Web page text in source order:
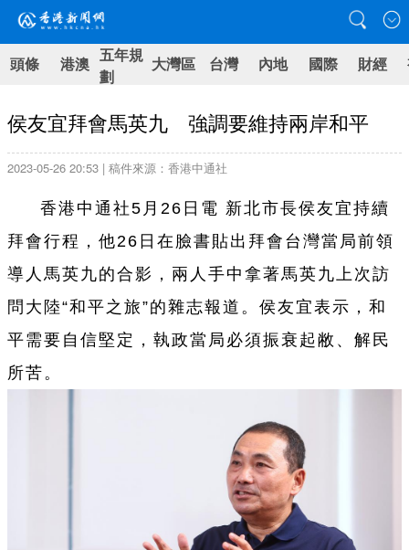
頭條 港澳 五年規
劃
大灣區 台灣 內地 國際 財經
侯友宜拜會馬英九 強調要維持兩岸和平
2023-05-26 20:53 | 稿件來源：香港中通社
香港中通社5月26日電 新北市長侯友宜持續
拜會行程，他26日在臉書貼出拜會台灣當局前領
導人馬英九的合影，兩人手中拿著馬英九上次訪
問大陸“和平之旅”的雜志報道。侯友宜表示，和
平需要自信堅定，執政當局必須振衰起敝、解民
所苦。